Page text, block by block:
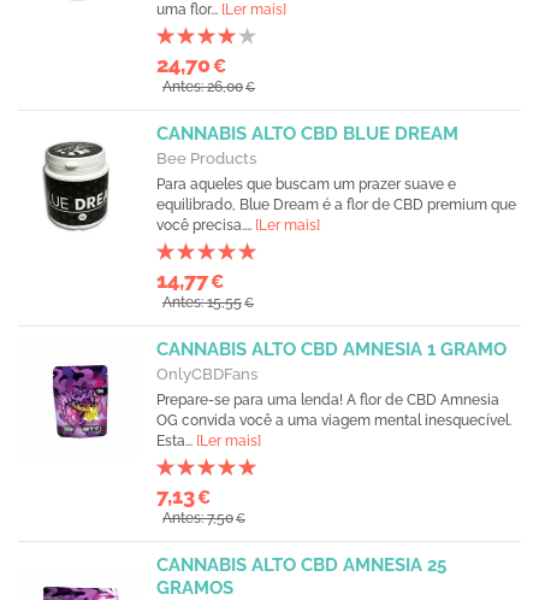
uma flor... [Ler mais]
24,70€
Antes: 26,00€
CANNABIS ALTO CBD BLUE DREAM
Bee Products
Para aqueles que buscam um prazer suave e
equilibrado, Blue Dream é a flor de CBD premium que
você precisa.... [Ler mais]
14,77€
Antes: 15,55€
CANNABIS ALTO CBD AMNESIA 1 GRAMO
OnlyCBDFans
Prepare-se para uma lenda! A flor de CBD Amnesia
OG convida você a uma viagem mental inesquecível.
Esta... [Ler mais]
7,13€
Antes: 7,50€
CANNABIS ALTO CBD AMNESIA 25
GRAMOS